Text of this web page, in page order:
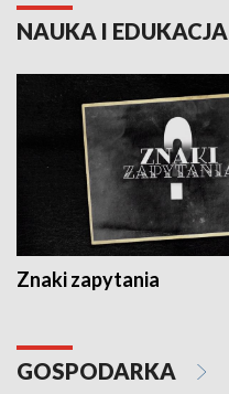
NAUKA I EDUKACJA
Znaki zapytania
GOSPODARKA